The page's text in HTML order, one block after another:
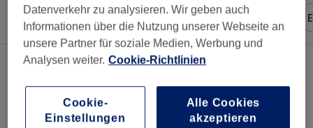
Sortieren nach Beliebiger Preis Marken
Ein Salon, der anbietet: wimpernwelle in Ellenberg
Datenverkehr zu analysieren. Wir geben auch
Informationen über die Nutzung unserer Webseite an
unsere Partner für soziale Medien, Werbung und
Analysen weiter. Cookie-Richtlinien
Cookie-
Einstellungen
Alle Cookies
akzeptieren